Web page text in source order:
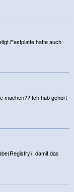
hatte auch
machen?? Ich hab gehört
damit das